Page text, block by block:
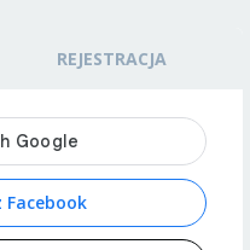
REJESTRACJA
Facebook